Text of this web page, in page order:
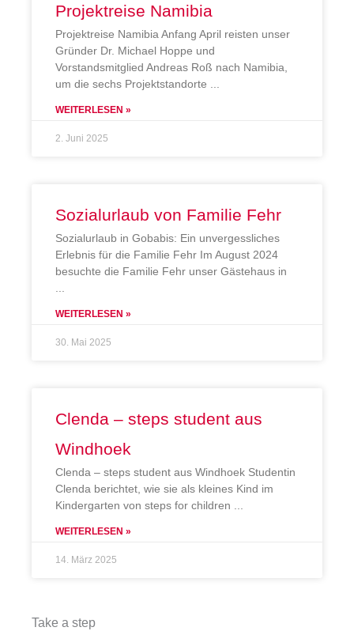
Projektreise Namibia
Projektreise Namibia Anfang April reisten unser
Gründer Dr. Michael Hoppe und
Vorstandsmitglied Andreas Roß nach Namibia,
um die sechs Projektstandorte
WEITERLESEN »
2. Juni 2025
Sozialurlaub von Familie Fehr
Sozialurlaub in Gobabis: Ein unvergessliches
Erlebnis für die Familie Fehr Im August 2024
besuchte die Familie Fehr unser Gästehaus in
WEITERLESEN »
30. Mai 2025
Clenda – steps student aus
Windhoek
Clenda – steps student aus Windhoek Studentin
Clenda berichtet, wie sie als kleines Kind im
Kindergarten von steps for children
WEITERLESEN »
14. März 2025
Take a step